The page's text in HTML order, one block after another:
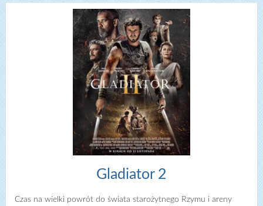
Gladiator 2
Czas na wielki powrót do świata starożytnego Rzymu i areny